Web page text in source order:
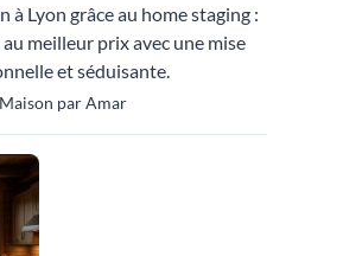
à Lyon grâce au home staging :
meilleur prix avec une mise
et séduisante.
par Amar